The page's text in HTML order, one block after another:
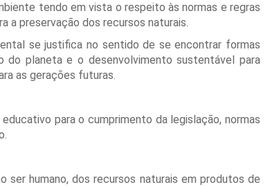
tendo em vista o respeito às normas e regras
a preservação dos recursos naturais.
se justifica no sentido de se encontrar formas
do planeta e o desenvolvimento sustentável para
as gerações futuras.
para o cumprimento da legislação, normas
ser humano, dos recursos naturais em produtos de